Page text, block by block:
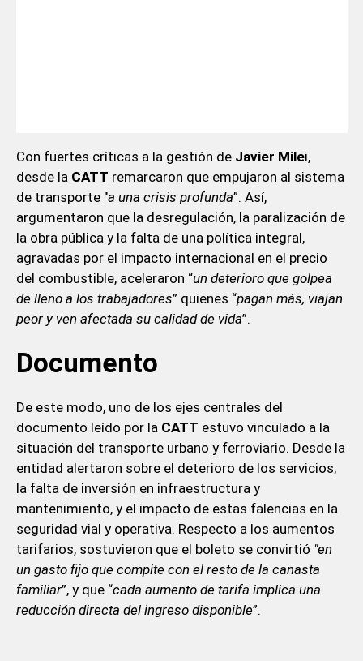
Con fuertes críticas a la gestión de Javier Milei,
desde la CATT remarcaron que empujaron al sistema
de transporte "a una crisis profunda”. Así,
argumentaron que la desregulación, la paralización de
la obra pública y la falta de una política integral,
agravadas por el impacto internacional en el precio
del combustible, aceleraron “un deterioro que golpea
de lleno a los trabajadores” quienes “pagan más, viajan
peor y ven afectada su calidad de vida”.
Documento
De este modo, uno de los ejes centrales del
documento leído por la CATT estuvo vinculado a la
situación del transporte urbano y ferroviario. Desde la
entidad alertaron sobre el deterioro de los servicios,
la falta de inversión en infraestructura y
mantenimiento, y el impacto de estas falencias en la
seguridad vial y operativa. Respecto a los aumentos
tarifarios, sostuvieron que el boleto se convirtió "en
un gasto fijo que compite con el resto de la canasta
familiar”, y que “cada aumento de tarifa implica una
reducción directa del ingreso disponible”.